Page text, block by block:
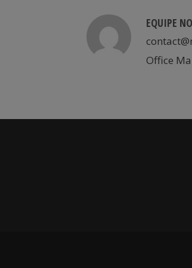
EQUIPE
Office